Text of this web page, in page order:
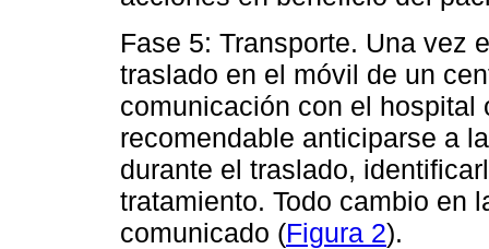
Fase 5: Transporte. Una vez
traslado en el móvil de un
comunicación con el hospital
recomendable anticiparse a
durante el traslado,
tratamiento. Todo cambio en
comunicado (Figura 2).